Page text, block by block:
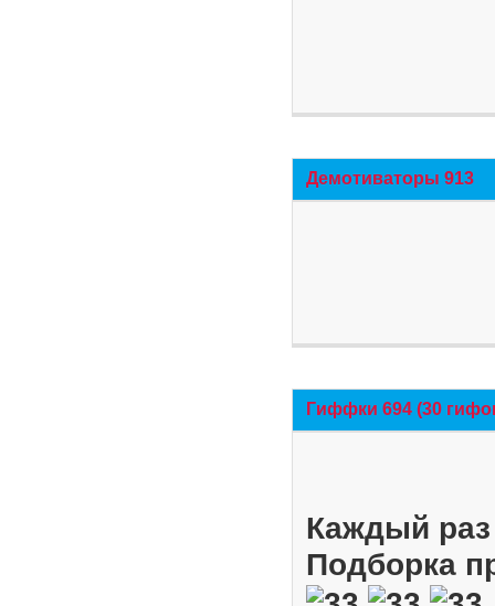
Демотиваторы 913
Гиффки 694 (30
Каждый
Подборка